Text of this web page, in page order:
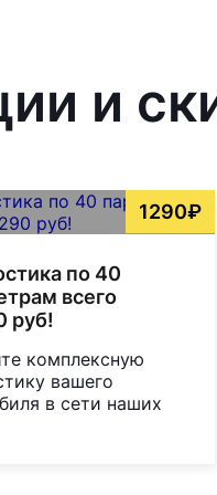
и
1290₽
по 40
всего
руб!
комплексную
вашего
в сети наших